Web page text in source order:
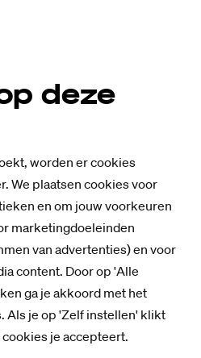
deze
worden er cookies
We plaatsen cookies voor
en om jouw voorkeuren
marketingdoeleinden
van advertenties) en voor
content. Door op 'Alle
ga je akkoord met het
Als je op 'Zelf instellen' klikt
je accepteert.